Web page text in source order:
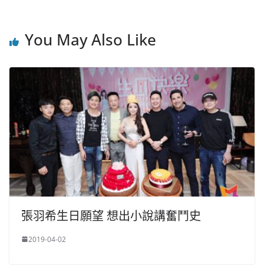
You May Also Like
張羽希生日願望 想出小說講奮鬥史
2019-04-02